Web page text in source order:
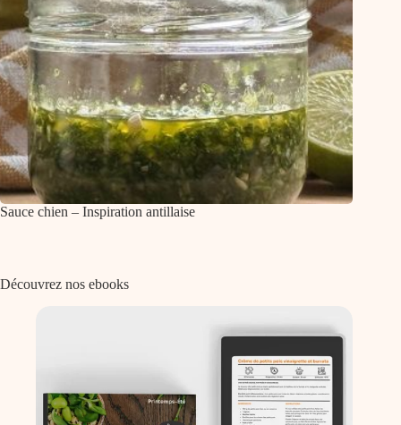
Sauce chien – Inspiration antillaise
Découvrez nos ebooks